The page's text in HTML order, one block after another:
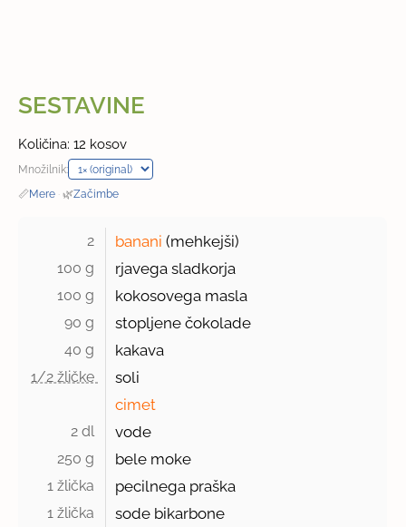
SESTAVINE
Količina: 12 kosov
Množilnik:
📏Mere · 🌿Začimbe
2 banani (mehkejši)
100 g rjavega sladkorja
100 g kokosovega masla
90 g stopljene čokolade
40 g kakava
1/2 žličke
soli
cimet
2 dl vode
250 g bele moke
1 žlička pecilnega praška
1 žlička sode bikarbone